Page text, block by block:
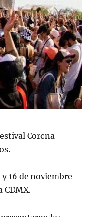
Corona
y 16 de noviembre
CDMX.